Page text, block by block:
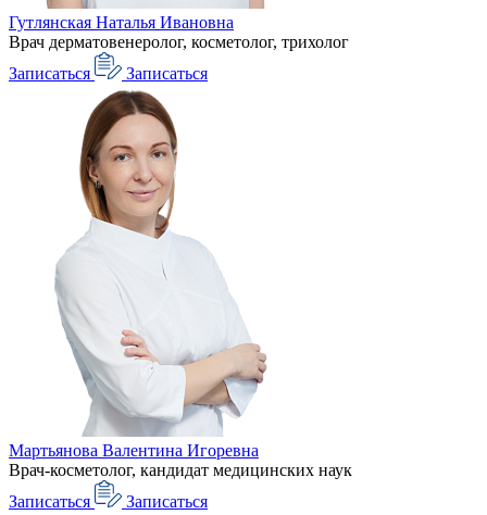
Гутлянская Наталья Ивановна
Врач дерматовенеролог, косметолог, трихолог
Записаться
Записаться
Мартьянова Валентина Игоревна
Врач-косметолог, кандидат медицинских наук
Записаться
Записаться